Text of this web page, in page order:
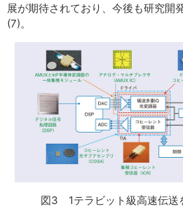
展が期待されており、今後も研究開
(7)。
図3 1テラビット級高速伝送